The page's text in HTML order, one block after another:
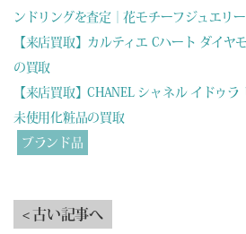
ンドリングを査定｜花モチーフジュエリ
【来店買取】カルティエ Cハート ダイヤ
の買取
【来店買取】CHANEL シャネル イドゥ
未使用化粧品の買取
ブランド品
< 古い記事へ